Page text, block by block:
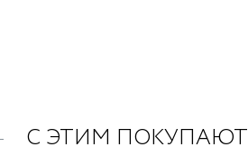
С ЭТИМ ПОКУПАЮТ